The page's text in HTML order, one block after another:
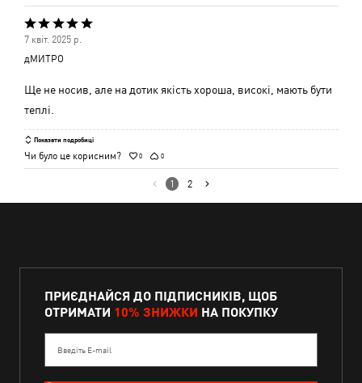
Оцінено
5
з
5
7 квіт. 2025 р.
дМИТРО
Ще не носив, але на дотик якість хороша, високі, мають бути
теплі.
Показати подробиці
Чи було це корисним? 0 0
1 2
ПРИЄДНАЙСЯ ДО ПІДПИСНИКІВ, ЩОБ
ОТРИМАТИ 10% ЗНИЖКИ НА ПОКУПКУ
Введіть E-mail